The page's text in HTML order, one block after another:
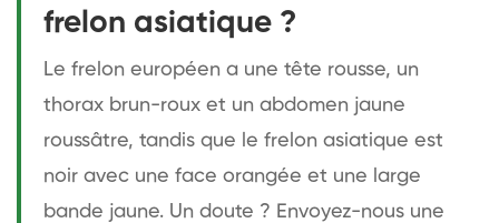
frelon asiatique ?
Le frelon européen a une tête rousse, un
thorax brun-roux et un abdomen jaune
roussâtre, tandis que le frelon asiatique est
noir avec une face orangée et une large
bande jaune. Un doute ? Envoyez-nous une